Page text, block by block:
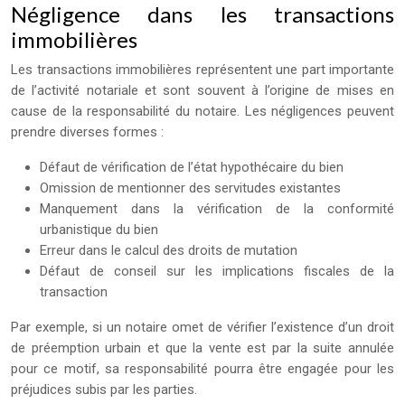
Négligence dans les transactions
immobilières
Les transactions immobilières représentent une part importante
de l’activité notariale et sont souvent à l’origine de mises en
cause de la responsabilité du notaire. Les négligences peuvent
prendre diverses formes :
Défaut de vérification de l’état hypothécaire du bien
Omission de mentionner des servitudes existantes
Manquement dans la vérification de la conformité
urbanistique du bien
Erreur dans le calcul des droits de mutation
Défaut de conseil sur les implications fiscales de la
transaction
Par exemple, si un notaire omet de vérifier l’existence d’un droit
de préemption urbain et que la vente est par la suite annulée
pour ce motif, sa responsabilité pourra être engagée pour les
préjudices subis par les parties.